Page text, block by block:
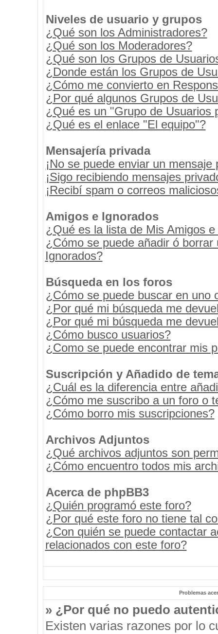
Niveles de usuario y grupos
¿Qué son los Administradores?
¿Qué son los Moderadores?
¿Qué son los Grupos de
¿Donde están los Grupos de
¿Cómo me convierto en
¿Por qué algunos Grupos de
¿Qué es un "Grupo de Usuarios
¿Qué es el enlace "El equipo"?
Mensajería privada
¡No se puede enviar un mensaje
¡Sigo recibiendo mensajes
¡Recibí spam o correos
Amigos e Ignorados
¿Qué es la lista de Mis Amigos
¿Cómo se puede añadir ó
Ignorados?
Búsqueda en los foros
¿Cómo se puede buscar en uno
¿Por qué mi búsqueda me
¿Por qué mi búsqueda me
¿Cómo busco usuarios?
¿Como se puede encontrar mis
Suscripción y Añadido de
¿Cuál es la diferencia entre
¿Cómo me suscribo a un foro o
¿Cómo borro mis suscripciones?
Archivos Adjuntos
¿Qué archivos adjuntos son
¿Cómo encuentro todos mis
Acerca de phpBB3
¿Quién programó este foro?
¿Por qué este foro no tiene tal
¿Con quién se puede contactar
relacionados con este foro?
Problemas
» ¿Por qué no puedo
Existen varias razones por lo